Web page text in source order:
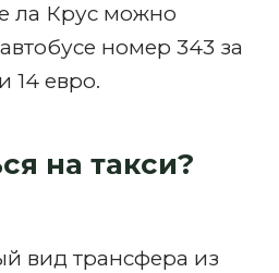
ла Крус можно
номер 343 за
14 евро.
на такси?
вид трансфера из